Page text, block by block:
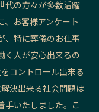
代の方々が多数活躍
、お客様アンケート
、特に葬儀のお仕事
く人が安心出来るの
コントロール出来る
決出来る社会問題は
手いたしました。こ